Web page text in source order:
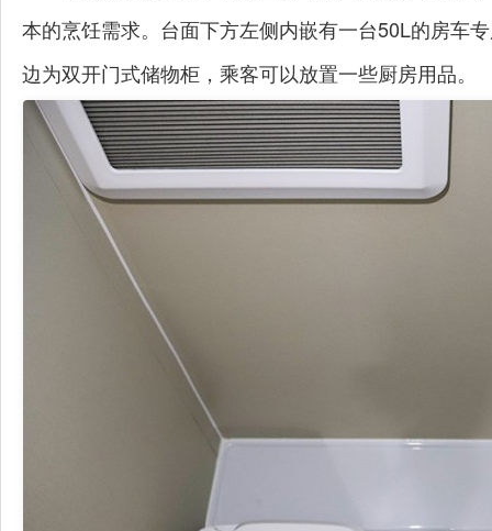
本的烹饪需求。台面下方左侧内嵌有一台50L的房车
边为双开门式储物柜，乘客可以放置一些厨房用品。